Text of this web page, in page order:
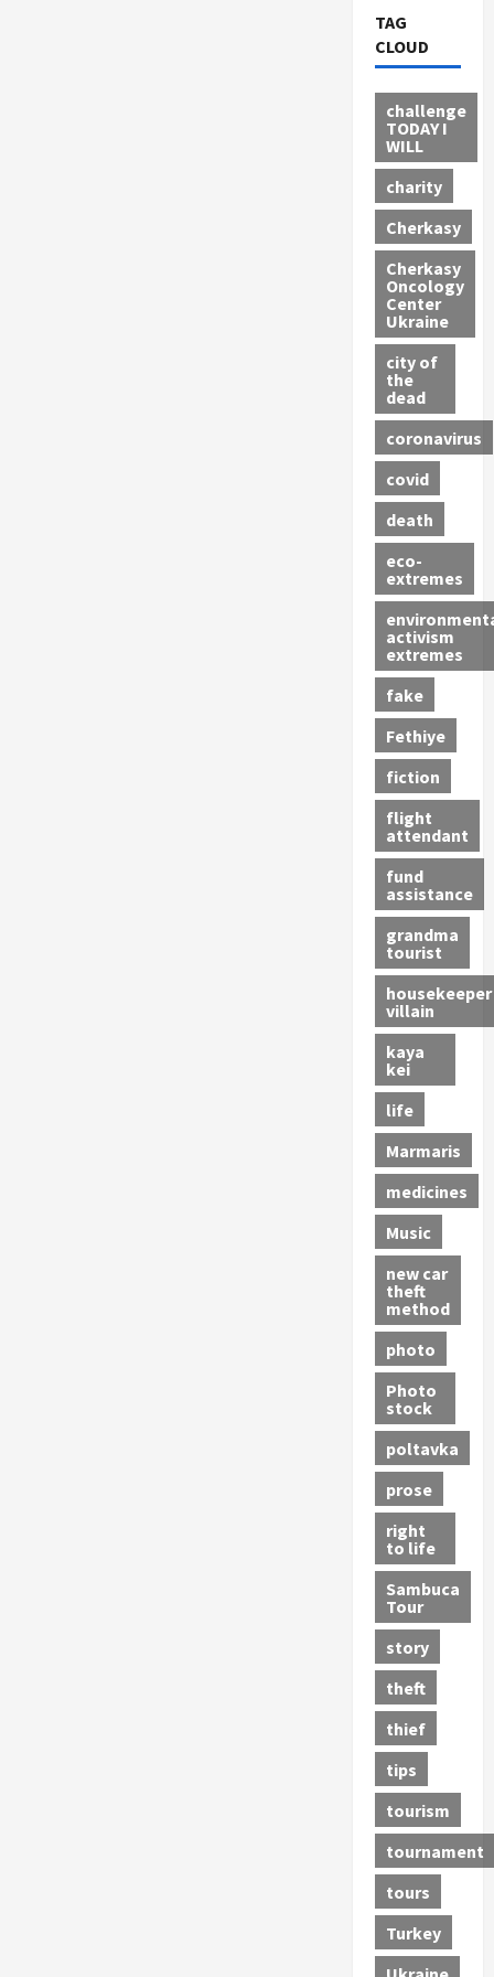
TAG
CLOUD
challenge
TODAY I
WILL
charity
Cherkasy
Cherkasy
Oncology
Center
Ukraine
city of
the
dead
coronavirus
covid
death
eco-
extremes
activism
extremes
fake
Fethiye
fiction
flight
attendant
fund
assistance
grandma
tourist
housekeeper
villain
kaya
kei
life
Marmaris
medicines
Music
new car
theft
method
photo
Photo
stock
poltavka
prose
right
to life
Sambuca
Tour
story
theft
thief
tips
tourism
tournament
tours
Turkey